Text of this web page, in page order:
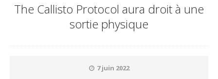
The Callisto Protocol aura droit à une
sortie physique
7 juin 2022